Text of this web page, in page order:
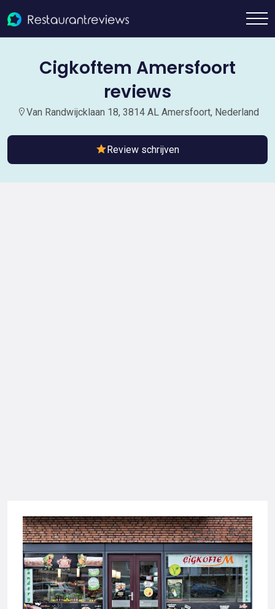
Cigkoftem Amersfoort
reviews
Van Randwijcklaan 18, 3814 AL Amersfoort, Nederland
Review schrijven